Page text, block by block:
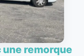
une remorque